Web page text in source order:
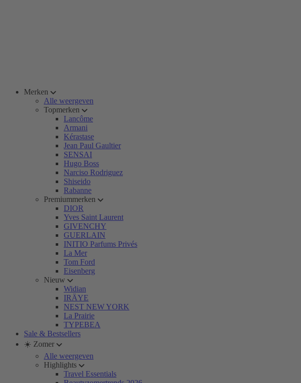
Merken
Alle weergeven
Topmerken
Lancôme
Armani
Kérastase
Jean Paul Gaultier
SENSAI
Hugo Boss
Narciso Rodriguez
Shiseido
Rabanne
Premiummerken
DIOR
Yves Saint Laurent
GIVENCHY
GUERLAIN
INITIO Parfums Privés
La Mer
Tom Ford
Eisenberg
Nieuw
Widian
IRÄYE
NEST NEW YORK
La Prairie
TYPEBEA
Sale & Bestsellers
☀️ Zomer
Alle weergeven
Highlights
Travel Essentials